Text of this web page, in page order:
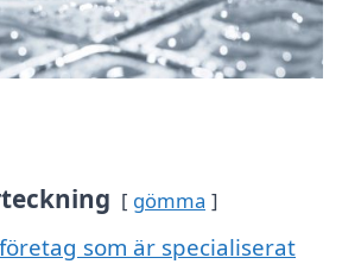
gömma
som är specialiserat